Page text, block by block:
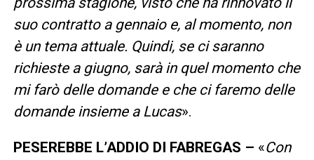
suo contratto a gennaio e, al momento, non
è un tema attuale. Quindi, se ci saranno
richieste a giugno, sarà in quel momento che
mi farò delle domande e che ci faremo delle
domande insieme a Lucas».
PESEREBBE L’ADDIO DI FABREGAS – «Con